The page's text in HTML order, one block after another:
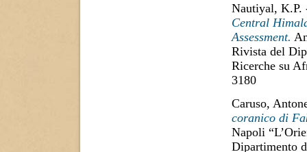
Nautiyal, K.P.
Central
Assessment.
Rivista del
Ricerche su
3180
Caruso,
coranico di
Napoli
Dipartimento